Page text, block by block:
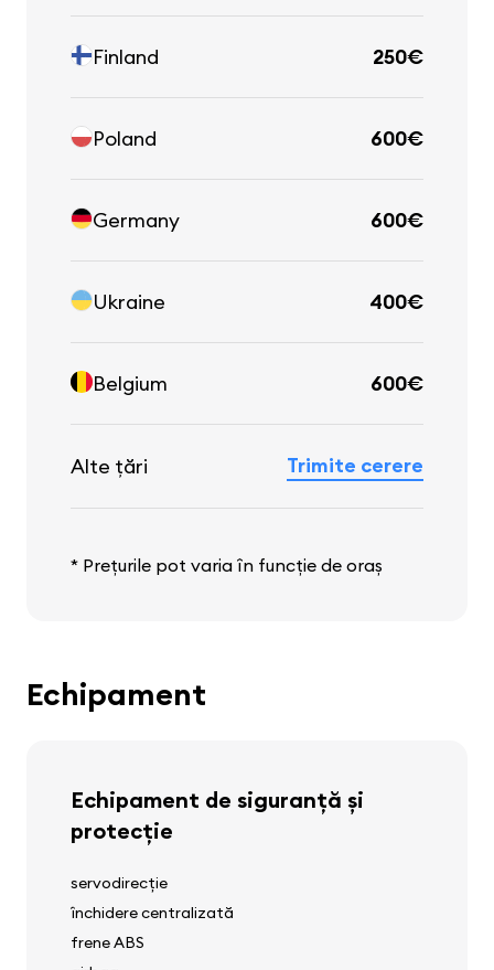
Finland 250€
Poland 600€
Germany 600€
Ukraine 400€
Belgium 600€
Alte țări Trimite cerere
* Prețurile pot varia în funcție de oraș
Echipament
Echipament de siguranță și
protecție
servodirecție
închidere centralizată
frene ABS